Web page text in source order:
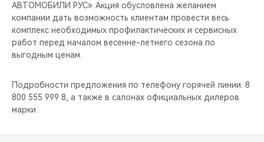
НАШИ МЕРОПРИЯТИЯ
ВИДЕООБЗОРЫ
CHERY ДЛЯ ДЕТЕЙ
АВТОМОБИЛИ РУС». Акция обусловлена желанием
компании дать возможность клиентам провести весь
комплекс необходимых профилактических и сервисных
работ перед началом весенне-летнего сезона по
выгодным ценам.
Подробности предложения по телефону горячей линии: 8
800 555 999 8, а также в салонах официальных дилеров
марки.